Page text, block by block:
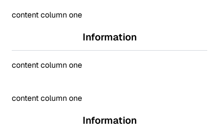
content column one
Information
content column one
content column one
Information